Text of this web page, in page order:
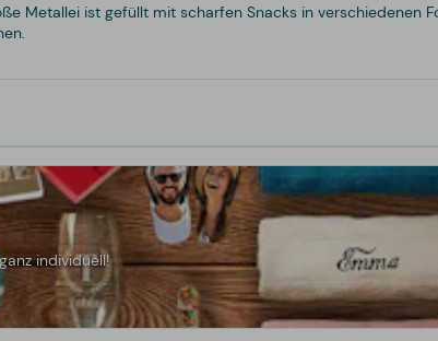
Metallei ist gefüllt mit scharfen Snacks in verschiedenen
individuell!